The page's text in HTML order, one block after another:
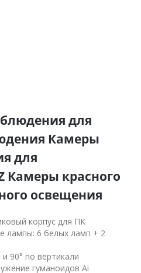
для
Камеры
для
Камеры красного
освещения
корпус для ПК
лампы: 6 белых ламп + 2
90° по вертикали
гуманоидов Ai